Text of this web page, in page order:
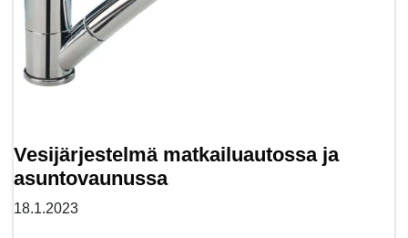
Vesijärjestelmä matkailuautossa ja
asuntovaunussa
18.1.2023